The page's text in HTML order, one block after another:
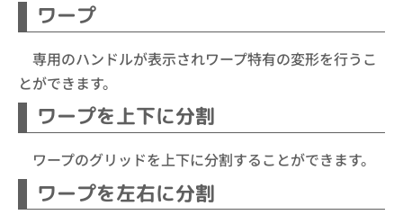
ワープ
専用のハンドルが表示されワープ特有の変形を行うこ
とができます。
ワープを上下に分割
ワープのグリッドを上下に分割することができます。
ワープを左右に分割